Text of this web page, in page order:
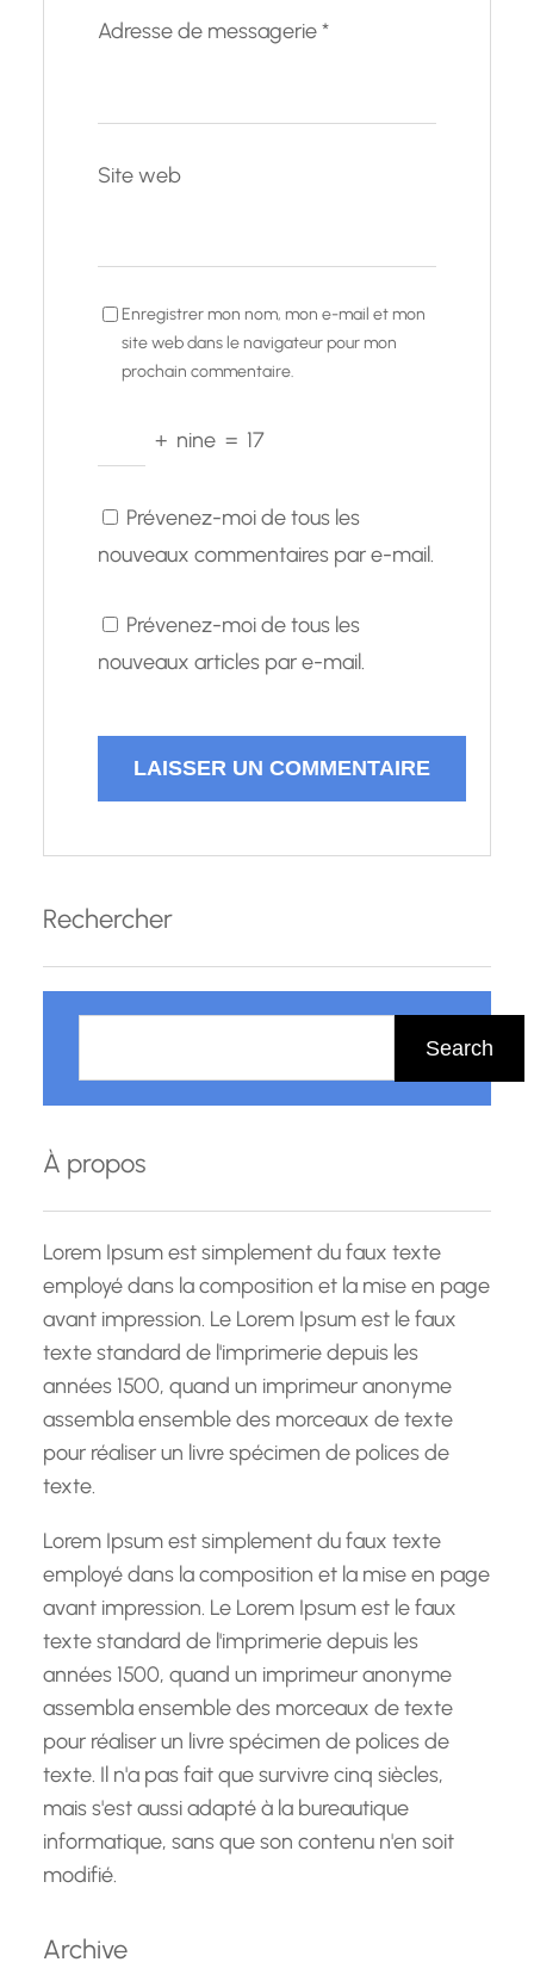
Adresse de messagerie*
Site web
Enregistrer mon nom, mon e-mail et mon
site web dans le navigateur pour mon
prochain commentaire.
+ nine = 17
Prévenez-moi de tous les
nouveaux commentaires par e-mail.
Prévenez-moi de tous les
nouveaux articles par e-mail.
Rechercher
h
r
c
h
Search
À propos
Lorem Ipsum est simplement du faux texte
employé dans la composition et la mise en page
avant impression. Le Lorem Ipsum est le faux
texte standard de l'imprimerie depuis les
années 1500, quand un imprimeur anonyme
assembla ensemble des morceaux de texte
pour réaliser un livre spécimen de polices de
texte.
Lorem Ipsum est simplement du faux texte
employé dans la composition et la mise en page
avant impression. Le Lorem Ipsum est le faux
texte standard de l'imprimerie depuis les
années 1500, quand un imprimeur anonyme
assembla ensemble des morceaux de texte
pour réaliser un livre spécimen de polices de
texte. Il n'a pas fait que survivre cinq siècles,
mais s'est aussi adapté à la bureautique
informatique, sans que son contenu n'en soit
modifié.
Archive